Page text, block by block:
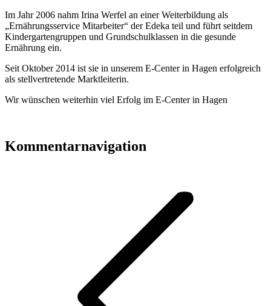
Im Jahr 2006 nahm Irina Werfel an einer Weiterbildung als
„Ernährungsservice Mitarbeiter“ der Edeka teil und führt seitdem
Kindergartengruppen und Grundschulklassen in die gesunde
Ernährung ein.
Seit Oktober 2014 ist sie in unserem E-Center in Hagen erfolgreich
als stellvertretende Marktleiterin.
Wir wünschen weiterhin viel Erfolg im E-Center in Hagen
Kommentarnavigation